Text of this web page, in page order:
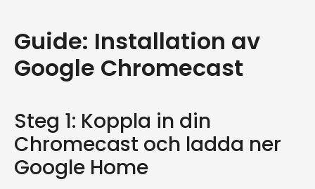
Guide: Installation av
Google Chromecast
Steg 1: Koppla in din
Chromecast och ladda ner
Google Home